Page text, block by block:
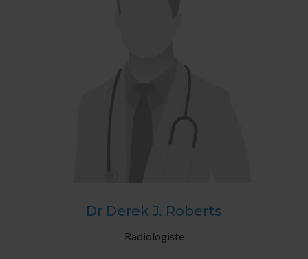
Dr Derek J. Roberts
Radiologiste